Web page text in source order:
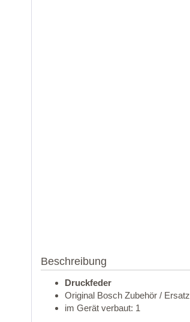
Beschreibung
Druckfeder
Original Bosch Zubehör /
im Gerät verbaut: 1